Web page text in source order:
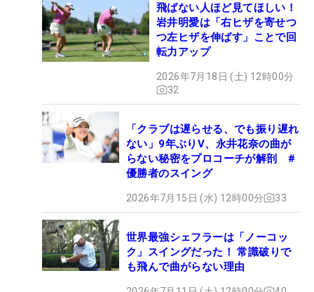
飛ばない人ほど見てほしい！
岩井明愛は「右ヒザを寄せつ
つ左ヒザを伸ばす」ことで回
転力アップ
2026年7月18日 (土) 12時00分
32
「クラブは遅らせる、でも振り遅れ
ない」9年ぶりV、永井花奈の曲が
らない秘密をプロコーチが解剖 #
優勝者のスイング
2026年7月15日 (水) 12時00分 33
世界最強シェフラーは「ノーコッ
ク」スイングだった！ 常識破りで
も飛んで曲がらない理由